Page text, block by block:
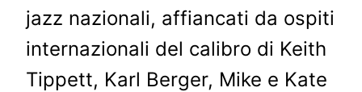
jazz nazionali, affiancati da ospiti
internazionali del calibro di Keith
Tippett, Karl Berger, Mike e Kate